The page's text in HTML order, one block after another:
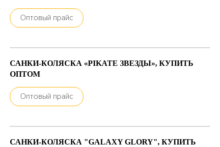
Оптовый прайс
САНКИ-КОЛЯСКА «PIKATE ЗВЕЗДЫ», КУПИТЬ
ОПТОМ
Оптовый прайс
САНКИ-КОЛЯСКА "GALAXY GLORY", КУПИТЬ